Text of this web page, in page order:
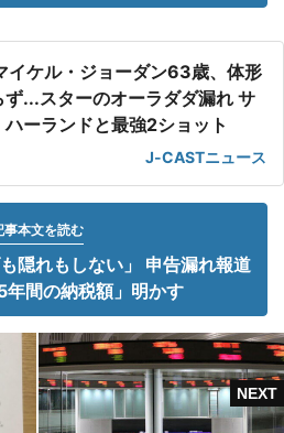
イケル・ジョーダン63歳、体形
ず...スターのオーラダダ漏れ サ
ハーランドと最強2ショット
J-CASTニュース
事本文を読む
隠れもしない」 申告漏れ報道
年間の納税額」明かす